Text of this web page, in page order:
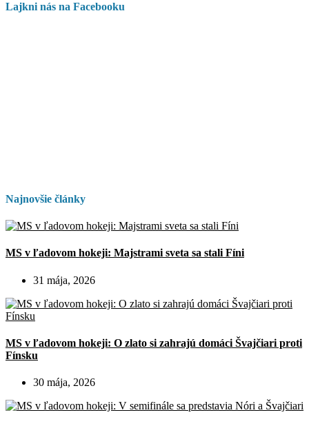
Lajkni nás na Facebooku
Najnovšie články
MS v ľadovom hokeji: Majstrami sveta sa stali Fíni
31 mája, 2026
MS v ľadovom hokeji: O zlato si zahrajú domáci Švajčiari proti
Fínsku
30 mája, 2026